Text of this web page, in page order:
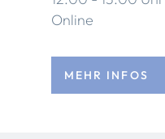
Online
MEHR INFOS